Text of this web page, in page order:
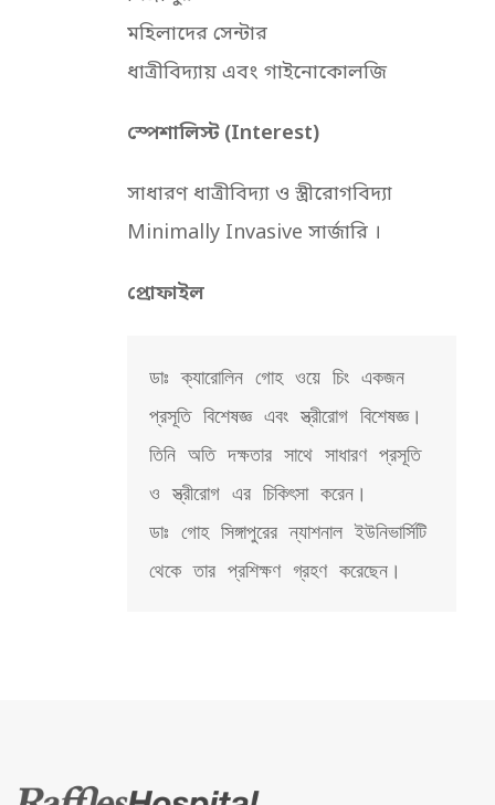
মহিলাদের সেন্টার
ধাত্রীবিদ্যায় এবং গাইনোকোলজি
স্পেশালিস্ট (Interest)
সাধারণ ধাত্রীবিদ্যা ও স্ত্রীরোগবিদ্যা
Minimally Invasive সার্জারি ।
প্রোফাইল
ডাঃ ক্যারোলিন গোহ ওয়ে চিং একজন
প্রসূতি বিশেষজ্ঞ এবং স্ত্রীরোগ বিশেষজ্ঞ।
তিনি অতি দক্ষতার সাথে সাধারণ প্রসূতি
ও স্ত্রীরোগ এর চিকিৎসা করেন।
ডাঃ গোহ সিঙ্গাপুরের ন্যাশনাল ইউনিভার্সিটি
থেকে তার প্রশিক্ষণ গ্রহণ করেছেন।